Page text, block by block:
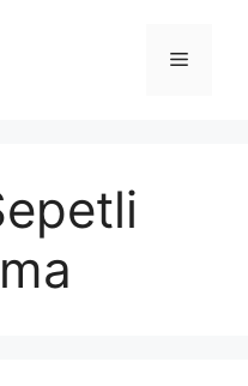
Menü